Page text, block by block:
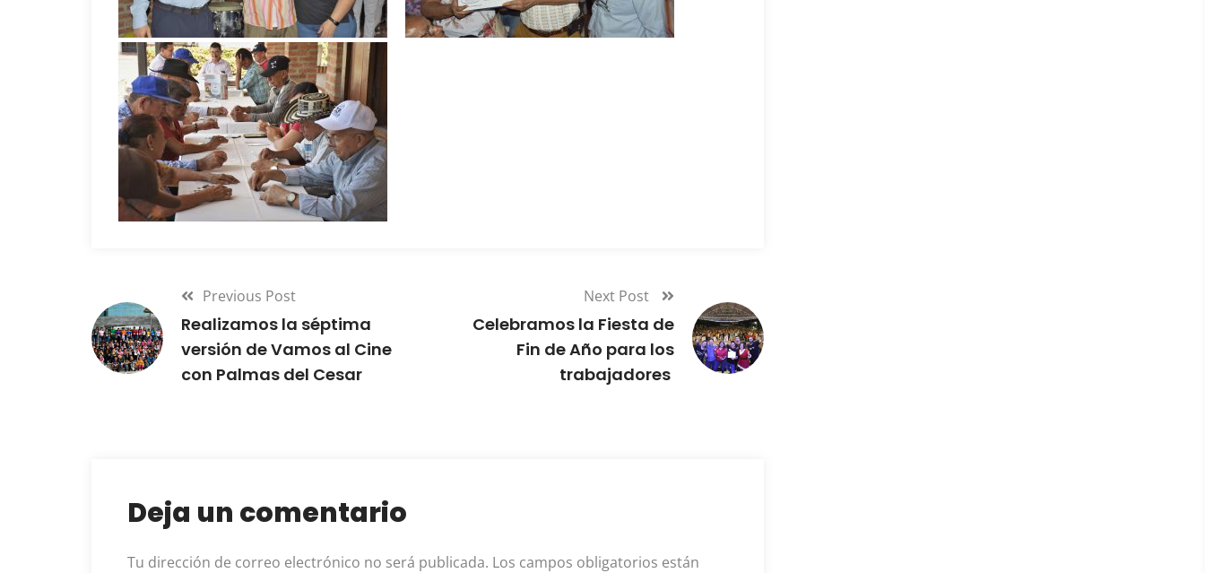
Previous Post
Realizamos la séptima
versión de Vamos al Cine
con Palmas del Cesar
Next Post
Celebramos la Fiesta de
Fin de Año para los
trabajadores
Deja un comentario
Tu dirección de correo electrónico no será publicada. Los campos obligatorios están